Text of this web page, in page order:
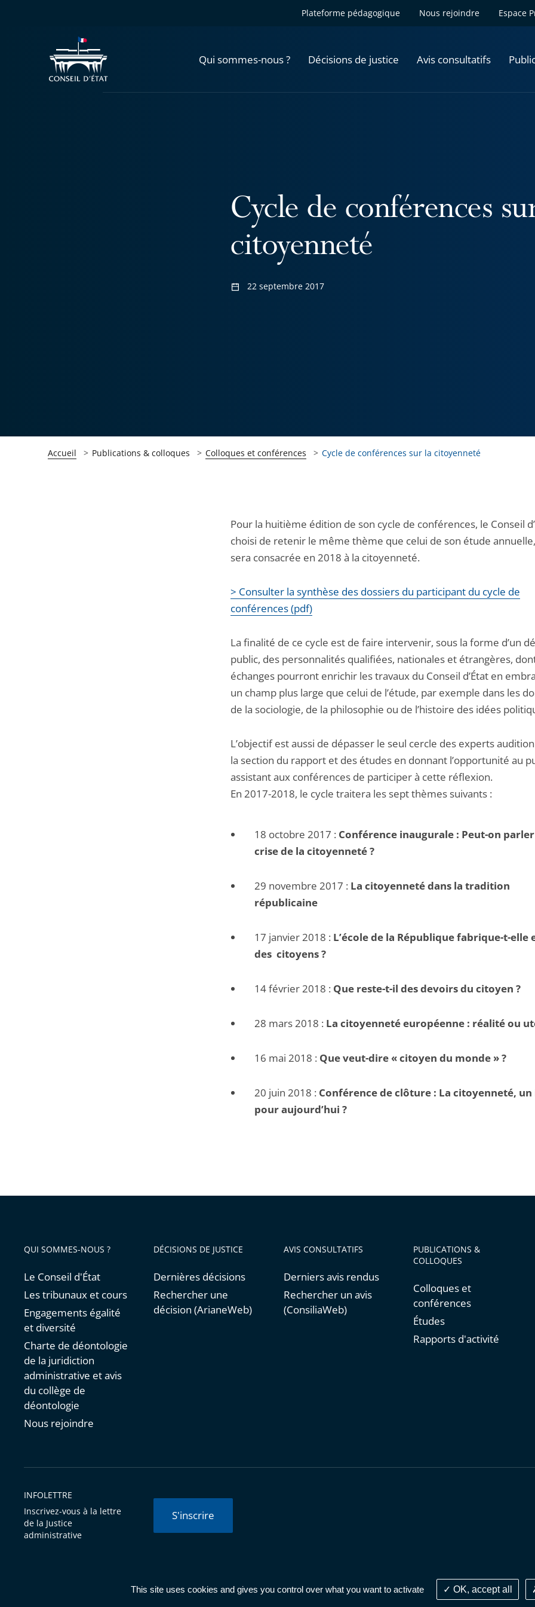
This site uses cookies and gives you control over what you want to activate OK, accept all
Plateforme pédagogique Nous rejoindre Espace
Qui sommes-nous ? Décisions de justice Avis consultatifs
Cycle de conférences
citoyenneté
22 septembre 2017
Accueil Publications & colloques Colloques et conférences Cycle de conférences sur la citoyenneté
Pour la huitième édition de son cycle de conférences, le Conseil
choisi de retenir le même thème que celui de son étude
sera consacrée en 2018 à la citoyenneté.
> Consulter la synthèse des dossiers du participant du cycle de
conférences (pdf)
La finalité de ce cycle est de faire intervenir, sous la forme d’un
public, des personnalités qualifiées, nationales et étrangères,
échanges pourront enrichir les travaux du Conseil d’État en
un champ plus large que celui de l’étude, par exemple dans les
de la sociologie, de la philosophie ou de l’histoire des idées
L’objectif est aussi de dépasser le seul cercle des experts
la section du rapport et des études en donnant l’opportunité au
assistant aux conférences de participer à cette réflexion.
En 2017-2018, le cycle traitera les sept thèmes suivants :
18 octobre 2017 : Conférence inaugurale : Peut-on
crise de la citoyenneté ?
29 novembre 2017 : La citoyenneté dans la tradition
républicaine
17 janvier 2018 : L’école de la République fabrique-t-elle
des citoyens?
14 février 2018 : Que reste-t-il des devoirs du citoyen ?
28 mars 2018 : La citoyenneté européenne : réalité ou
16 mai 2018 : Que veut-dire « citoyen du monde »?
20 juin 2018 : Conférence de clôture : La citoyenneté, un
pour aujourd’hui ?
QUI SOMMES-NOUS ?
Le Conseil d'État
Les tribunaux et cours
Engagements égalité
et diversité
Charte de déontologie
de la juridiction
administrative et avis
du collège de
déontologie
Nous rejoindre
DÉCISIONS DE JUSTICE
Dernières décisions
Rechercher une
décision (ArianeWeb)
AVIS CONSULTATIFS
Derniers avis rendus
Rechercher un avis
(ConsiliaWeb)
PUBLICATIONS &
COLLOQUES
Colloques et
conférences
Études
Rapports d'activité
INFOLETTRE
Inscrivez-vous à la lettre
de la Justice
administrative
S'inscrire
Publications administratives-Accessibilité :